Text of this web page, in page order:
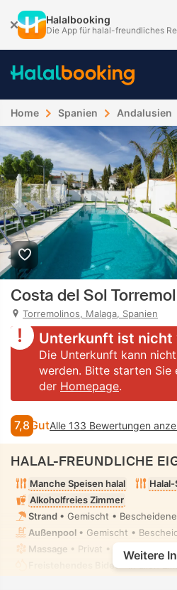
Halalbooking
Die App für halal-freundliches
Home Spanien Andalusien
Costa del Sol
Torremolinos, Malaga, Spanien
Unterkunft ist
Die Unterkunft kann
werden. Bitte starten Sie
der Homepage.
7,8 GutAlle 133 Bewertungen
HALAL-FREUNDLICHE
Manche Speisen halal
Alkoholfreies Zimmer
Strand • Gemischt •
Außenpool • Gemischt •
Massage • Privat • Vollständig
Freistehendes Bidet
Weitere